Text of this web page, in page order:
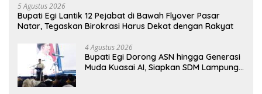
5 Agustus 2026
Bupati Egi Lantik 12 Pejabat di Bawah Flyover Pasar
Natar, Tegaskan Birokrasi Harus Dekat dengan Rakyat
4 Agustus 2026
Bupati Egi Dorong ASN hingga Generasi
Muda Kuasai AI, Siapkan SDM Lampung